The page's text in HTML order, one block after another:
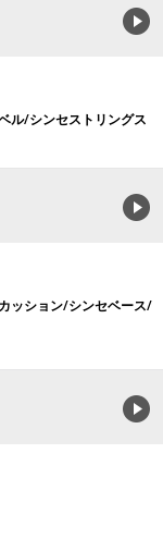
ル/シンセストリングス
ッション/シンセベース/